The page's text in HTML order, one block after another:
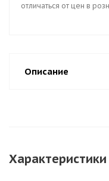
отличаться от цен в
Описание
Характеристики